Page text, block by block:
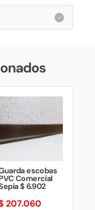
escobas
Comercial
$ 6.902
207.060